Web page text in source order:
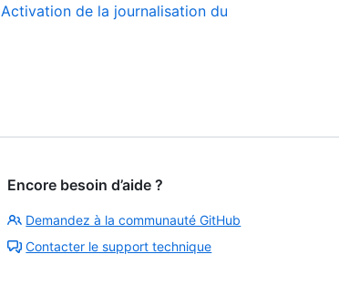
Activation de la journalisation du
Encore besoin d’aide ?
Demandez à la communauté GitHub
Contacter le support technique